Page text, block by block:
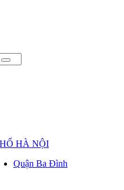
HÀ NỘI
Quận Ba Đình